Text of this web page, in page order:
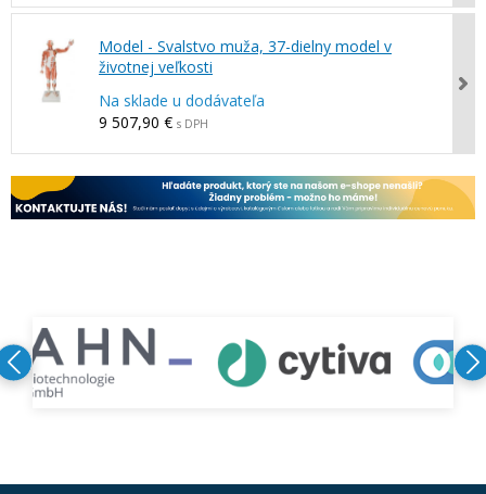
Model - Svalstvo muža, 37-dielny model v
životnej veľkosti
Na sklade u dodávateľa
9 507,90 € s DPH